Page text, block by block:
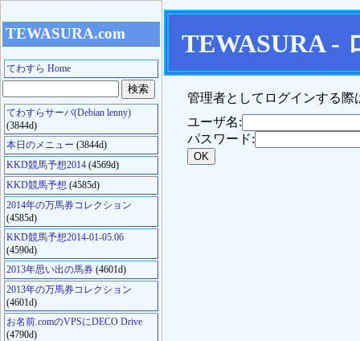
TEWASURA -
管理者としてログインする際
ユーザ名:
パスワード:
TEWASURA.com
てわすら Home
てわすらサーバ(Debian lenny)
(3844d)
本日のメニュー (3844d)
KKD競馬予想2014 (4569d)
KKD競馬予想 (4585d)
2014年の万馬券コレクション
(4585d)
KKD競馬予想2014-01-05.06
(4590d)
2013年思い出の馬券 (4601d)
2013年の万馬券コレクション
(4601d)
お名前.comのVPSにDECO Drive
(4790d)